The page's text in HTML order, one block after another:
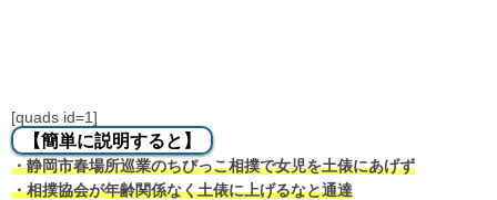
[quads id=1]
【簡単に説明すると】
・静岡市春場所巡業のちびっこ相撲で女児を土俵にあげず
・相撲協会が年齢関係なく土俵に上げるなと通達